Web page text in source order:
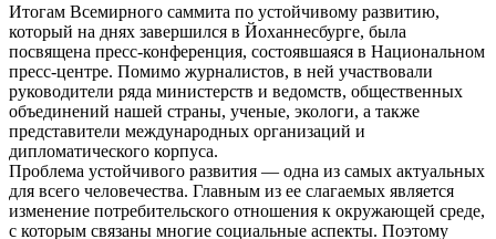
Итогам Всемирного саммита по устойчивому развитию,
который на днях завершился в Йоханнесбурге, была
посвящена пресс-конференция, состоявшаяся в Национальном
пресс-центре. Помимо журналистов, в ней участвовали
руководители ряда министерств и ведомств, общественных
объединений нашей страны, ученые, экологи, а также
представители международных организаций и
дипломатического корпуса.
Проблема устойчивого развития — одна из самых актуальных
для всего человечества. Главным из ее слагаемых является
изменение потребительского отношения к окружающей среде,
с которым связаны многие социальные аспекты. Поэтому